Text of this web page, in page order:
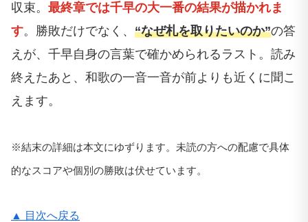
収束。 最終章では千早の大一番の結果が描かれま
す。勝敗だけでなく、 “なぜ札を取りたいのか”の答
えが、千早自身の言葉で確かめられるラスト。読み
終えたあと、和歌の一音一音が前よりも近くに聞こ
えます。
※結末の詳細は本文にゆずります。未読の方への配慮で具体
的なスコアや個別の勝敗は伏せています。
▲ 目次へ戻る